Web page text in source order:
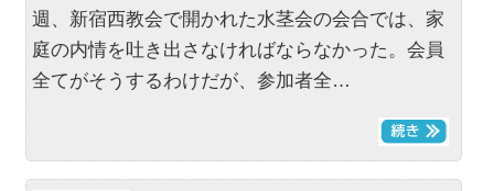
週、新宿西教会で開かれた水茎会の会合では、家
庭の内情を吐き出さなければならなかった。会員
全てがそうするわけだが、参加者全…